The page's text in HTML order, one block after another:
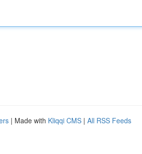
| Made with Kliqqi CMS | All RSS Feeds